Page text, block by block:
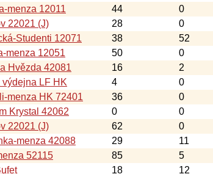
menza 12011 44
0
22021 (J) 28
0
Studenti 12071 38
52
menza 12051 50
0
Hvězda 42081 16
2
výdejna LF HK 4
0
menza HK 72401 36
0
Krystal 42062 0
0
22021 (J) 62
0
menza 42088 29
11
52115 85
5
18
12